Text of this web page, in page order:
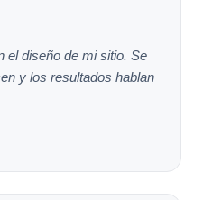
el diseño de mi sitio. Se
y los resultados hablan